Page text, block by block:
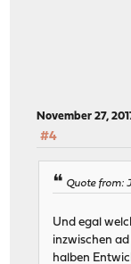
November 27,
#4
Quote from:
Und egal
inzwischen
halben